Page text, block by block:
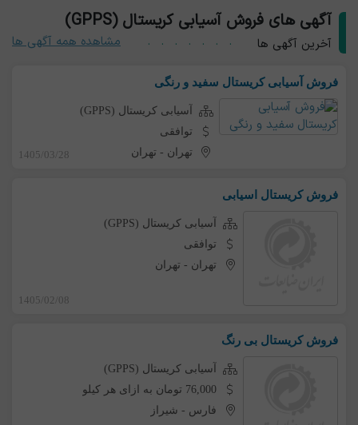
آگهی های فروش آسیابی کریستال (GPPS)
آخرین آگهی ها مشاهده همه آگهی ها
فروش آسیابی کریستال سفید و رنگی
آسیابی کریستال (GPPS)
توافقی
تهران -تهران 1405/03/28
فروش کریستال اسیابی
آسیابی کریستال (GPPS)
توافقی
تهران - تهران
1405/02/08
فروش کریستال بی رنگ
آسیابی کریستال (GPPS)
76,000 تومان به ازای هر کیلو
فارس - شیراز